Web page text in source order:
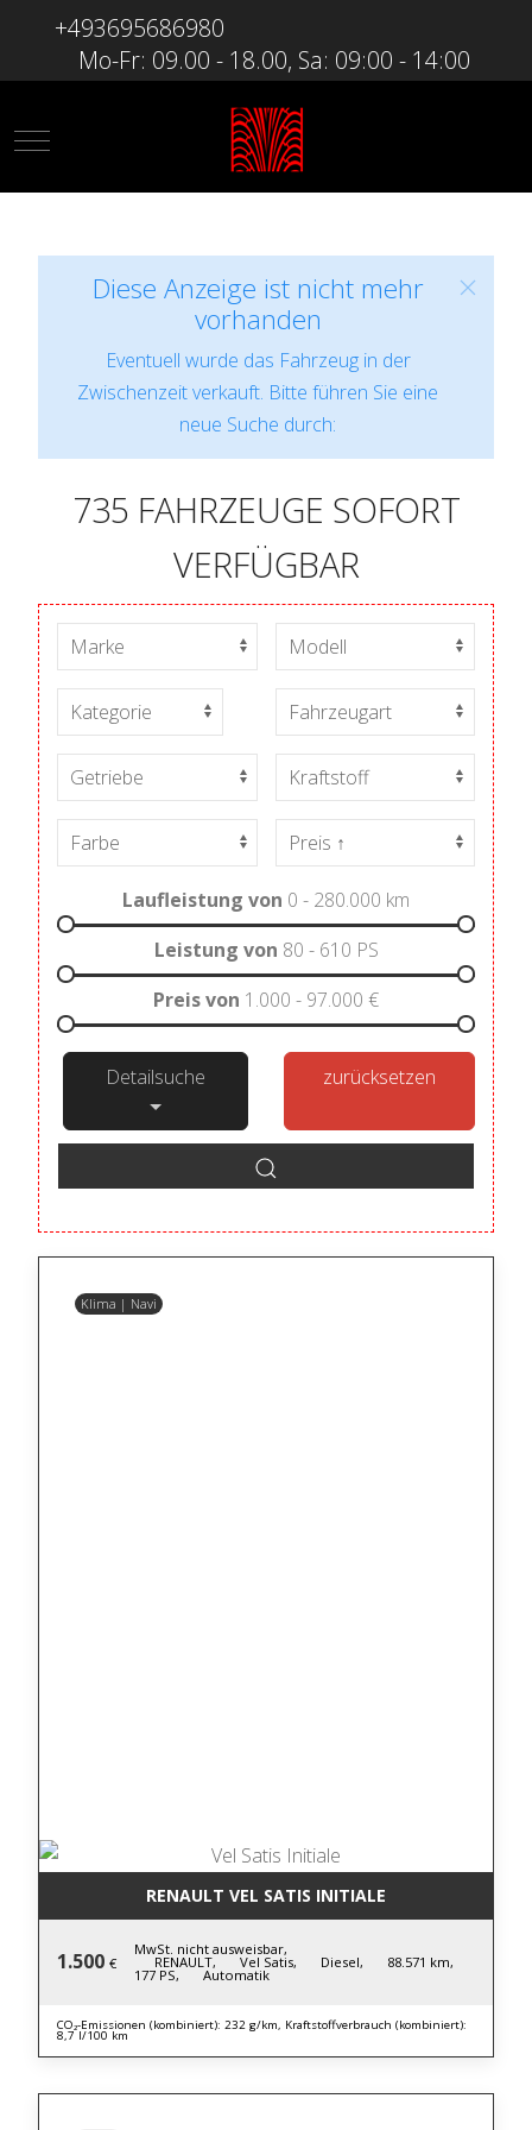
+493695686980
Mo-Fr: 09.00 - 18.00, Sa: 09:00 - 14:00
Mobile Menu Toggle
Diese Anzeige ist nicht mehr
vorhanden
Eventuell wurde das Fahrzeug in der
Zwischenzeit verkauft. Bitte führen Sie eine
neue Suche durch:
735 FAHRZEUGE SOFORT
VERFÜGBAR
Laufleistung von 0 - 280.000 km
Leistung von 80 - 610 PS
Preis von 1.000 - 97.000 €
Detailsuche zurücksetzen
Klima | Navi
RENAULT VEL SATIS INITIALE
1.500 €
MwSt. nicht ausweisbar,
RENAULT, Vel Satis, Diesel, 88.571 km,
177 PS, Automatik
CO₂-Emissionen (kombiniert): 232 g/km, Kraftstoffverbrauch (kombiniert):
8,7 l/100 km